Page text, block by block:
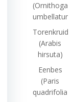
Torenkruid
(Arabis
hirsuta)
Eenbes
(Paris
quadrifolia)